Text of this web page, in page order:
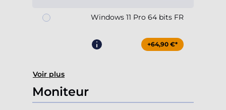
Windows 11 Pro 64 bits FR
+64,90 €*
Voir plus
Moniteur